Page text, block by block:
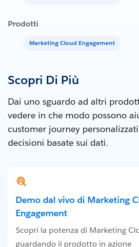
Prodotti
Marketing Cloud Engagement
Scopri Di Più
Dai uno sguardo ad altri
vedere in che modo possono
customer journey
decisioni basate sui dati.
Demo dal vivo di Marketing
Engagement
Scopri la potenza di Marketing
guardando il prodotto in azione